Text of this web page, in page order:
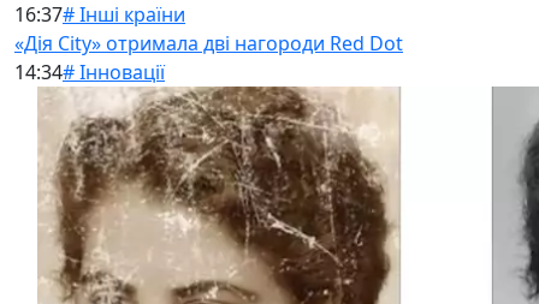
16:37# Інші країни
«Дія City» отримала дві нагороди Red Dot
14:34# Інновації